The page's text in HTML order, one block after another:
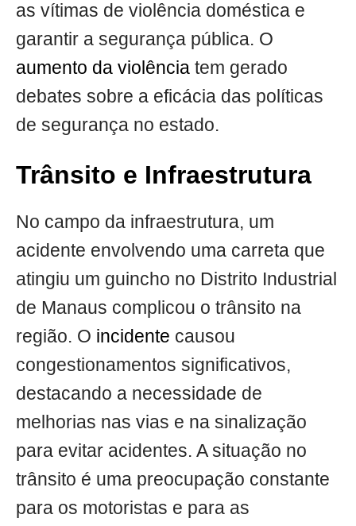
as vítimas de violência doméstica e
garantir a segurança pública. O
aumento da violência tem gerado
debates sobre a eficácia das políticas
de segurança no estado.
Trânsito e Infraestrutura
No campo da infraestrutura, um
acidente envolvendo uma carreta que
atingiu um guincho no Distrito Industrial
de Manaus complicou o trânsito na
região. O incidente causou
congestionamentos significativos,
destacando a necessidade de
melhorias nas vias e na sinalização
para evitar acidentes. A situação no
trânsito é uma preocupação constante
para os motoristas e para as